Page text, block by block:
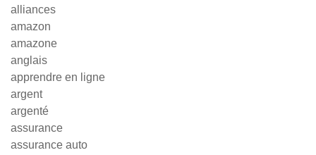
alliances
amazon
amazone
anglais
apprendre en ligne
argent
argenté
assurance
assurance auto